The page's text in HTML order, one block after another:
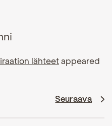
lähteetappeared
Seuraava